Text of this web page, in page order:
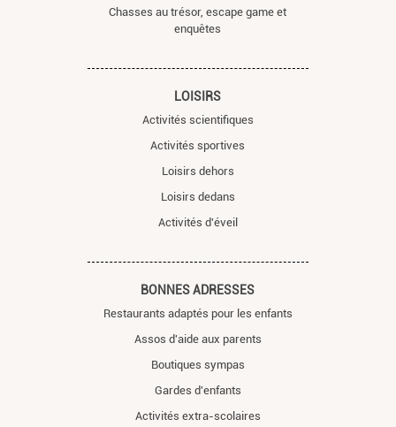
Chasses au trésor, escape game et
enquêtes
LOISIRS
Activités scientifiques
Activités sportives
Loisirs dehors
Loisirs dedans
Activités d'éveil
BONNES ADRESSES
Restaurants adaptés pour les enfants
Assos d'aide aux parents
Boutiques sympas
Gardes d'enfants
Activités extra-scolaires